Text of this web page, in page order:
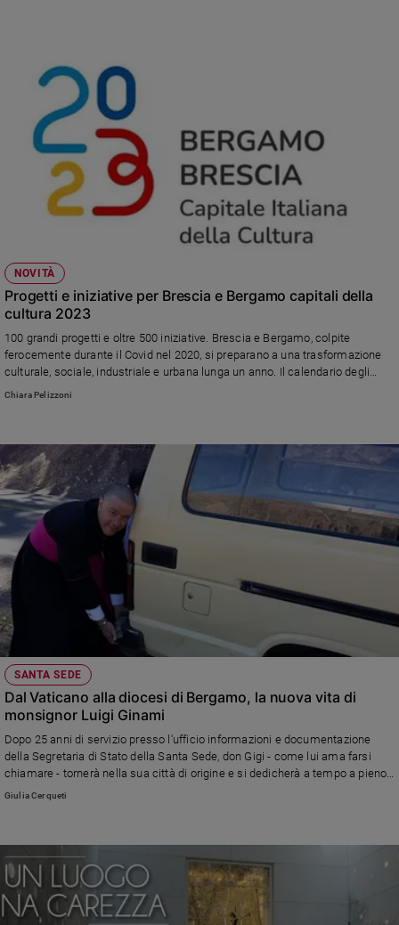
NOVITÀ
Progetti e iniziative per Brescia e Bergamo capitali della
cultura 2023
100 grandi progetti e oltre 500 iniziative. Brescia e Bergamo, colpite
ferocemente durante il Covid nel 2020, si preparano a una trasformazione
culturale, sociale, industriale e urbana lunga un anno. Il calendario degli
eventi prenderà avvio con una grandiosa cerimonia inaugurale il 20, 21 e 22
Chiara Pelizzoni
SANTA SEDE
Dal Vaticano alla diocesi di Bergamo, la nuova vita di
monsignor Luigi Ginami
Dopo 25 anni di servizio presso l'ufficio informazioni e documentazione
della Segretaria di Stato della Santa Sede, don Gigi - come lui ama farsi
chiamare - tornerà nella sua città di origine e si dedicherà a tempo a pieno
ai progetti solidali della Fondazione Santina Onlus da lui creata e presieduta
Giulia Cerqueti